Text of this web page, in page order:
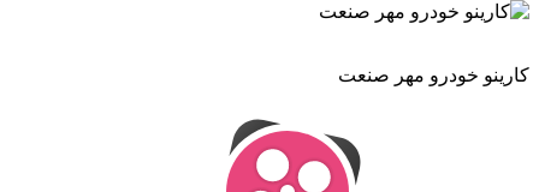
کارینو خودرو مهر صنعت